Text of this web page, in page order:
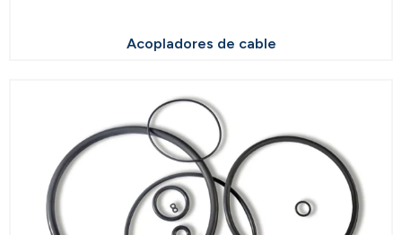
Acopladores de cable